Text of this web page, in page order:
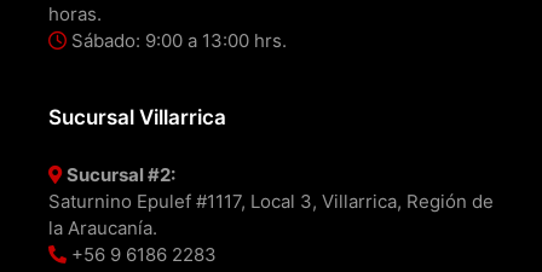
horas.
Sábado: 9:00 a 13:00 hrs.
Sucursal Villarrica
Sucursal #2:
Saturnino Epulef #1117, Local 3, Villarrica, Región de
la Araucanía.
+56 9 6186 2283